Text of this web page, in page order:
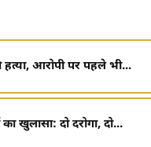
आरोपी पर पहले भी...
खुलासा: दो दरोगा, दो...